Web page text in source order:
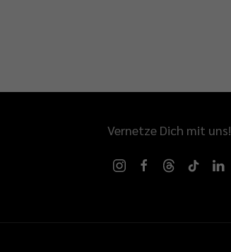
Vernetze Dich mit uns!